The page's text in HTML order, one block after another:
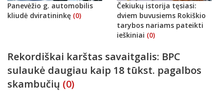
Panevėžio g. automobilis
kliudė dviratininkę (0)
Čekiukų istorija tęsiasi:
dviem buvusiems Rokiškio
tarybos nariams pateikti
ieškiniai (0)
Rekordiškai karštas savaitgalis: BPC
sulaukė daugiau kaip 18 tūkst. pagalbos
skambučių (0)